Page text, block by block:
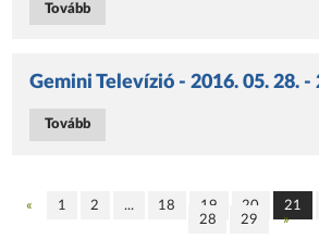
Tovább
Gemini Televízió - 2016. 05. 28. -
Tovább
« 1 2 ... 18 19 20 21
28
29 »